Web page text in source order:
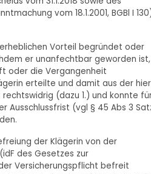
vom 18.1.2001, BGBl I
Vorteil begründet oder
er unanfechtbar geworden ist,
oder die Vergangenheit
erteilte und damit aus der hier
(dazu 1.) und konnte
Ausschlussfrist (vgl § 45 Abs 3
der Klägerin von der
des Gesetzes zur
Versicherungspflicht befreit